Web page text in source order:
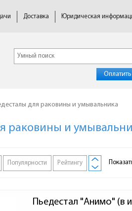
Доставка Юридическая
для раковины и умывальника
раковины и
Популярности Рейтингу
Пьедестал "Анимо" (в